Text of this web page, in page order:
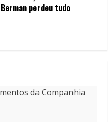
Berman perdeu tudo